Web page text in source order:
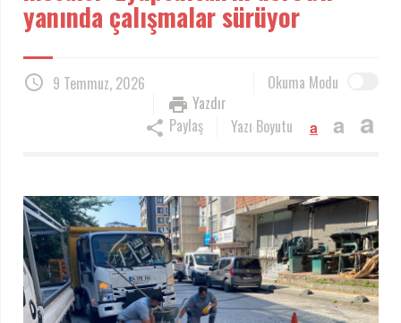
yanında çalışmalar sürüyor
9 Temmuz, 2026
Okuma Modu
Yazdır
Yazı Boyutu
a a a
Paylaş